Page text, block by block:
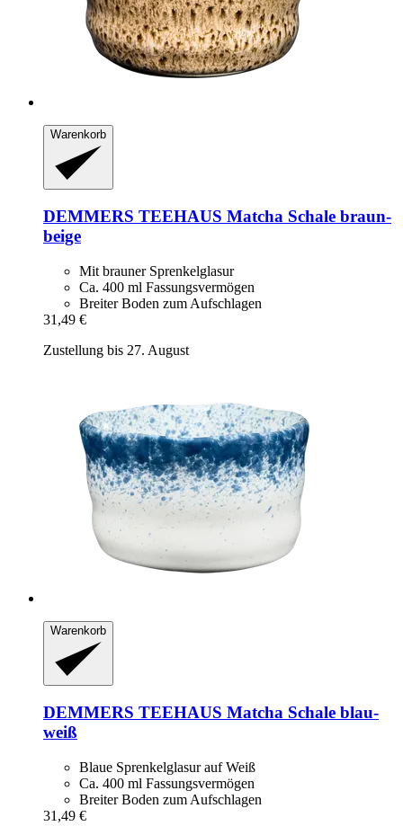
Warenkorb
DEMMERS TEEHAUS Matcha Schale braun-​
beige
Mit brauner Sprenkelglasur
Ca. 400 ml Fassungsvermögen
Breiter Boden zum Aufschlagen
31,49 €
Zustellung bis 27. August
Warenkorb
DEMMERS TEEHAUS Matcha Schale blau-​
weiß
Blaue Sprenkelglasur auf Weiß
Ca. 400 ml Fassungsvermögen
Breiter Boden zum Aufschlagen
31,49 €